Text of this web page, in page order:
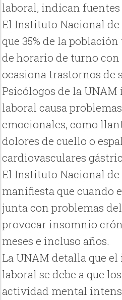
laboral, indican fuentes
El Instituto Nacional
que 35% de la
de horario de turno con
ocasiona trastornos de
Psicólogos de la
laboral causa
emocionales, como
dolores de cuello o
cardiovasculares
El Instituto Nacional
manifiesta que cuando
junta con problemas
provocar insomnio
meses e incluso años.
La UNAM detalla que
laboral se debe a que
actividad mental